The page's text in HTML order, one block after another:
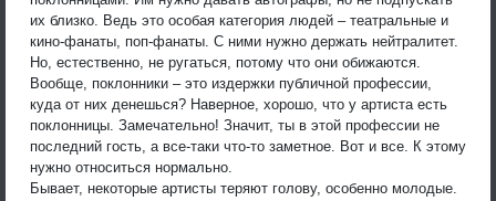
их близко. Ведь это особая категория людей – театральные и
кино-фанаты, поп-фанаты. С ними нужно держать нейтралитет.
Но, естественно, не ругаться, потому что они обижаются.
Вообще, поклонники – это издержки публичной профессии,
куда от них денешься? Наверное, хорошо, что у артиста есть
поклонницы. Замечательно! Значит, ты в этой профессии не
последний гость, а все-таки что-то заметное. Вот и все. К этому
нужно относиться нормально.
Бывает, некоторые артисты теряют голову, особенно молодые.